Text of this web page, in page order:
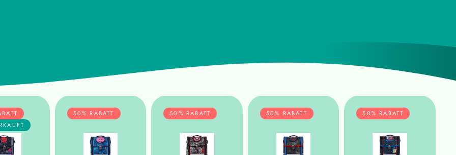
50% RABATT 50% RABATT 50% RABATT 50% RABATT